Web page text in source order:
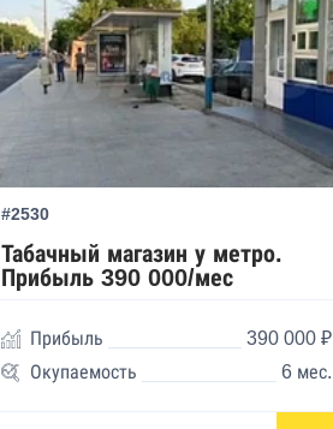
#2530
Табачный магазин у метро.
Прибыль 390 000/мес
Прибыль
390 000 ₽
Окупаемость
6 мес.